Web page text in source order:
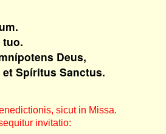
Deus,
et Spíritus Sanctus.
sicut in Missa.
invitatio: